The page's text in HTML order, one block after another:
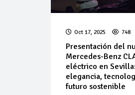
Oct 17, 2025 748
Presentación del
Mercedes-Benz
eléctrico en
elegancia,
futuro sostenible